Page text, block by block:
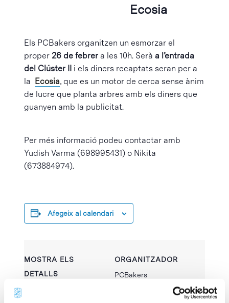
Ecosia
Els PCBakers organitzen un esmorzar el
proper 26 de febrera les 10h. Serà a l’entrada
del Clúster IIi els diners recaptats seran per a
la Ecosia, que es un motor de cerca sense ànim
de lucre que planta arbres amb els diners que
guanyen amb la publicitat.
Per més informació podeu contactar amb
Yudish Varma (698995431) o Nikita
(673884974).
Afegeix al calendari
MOSTRA ELS
DETALLS
ORGANITZADOR
PCBakers
Visualitza el lloc web